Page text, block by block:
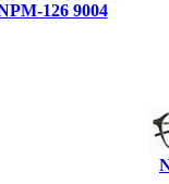
126 9004